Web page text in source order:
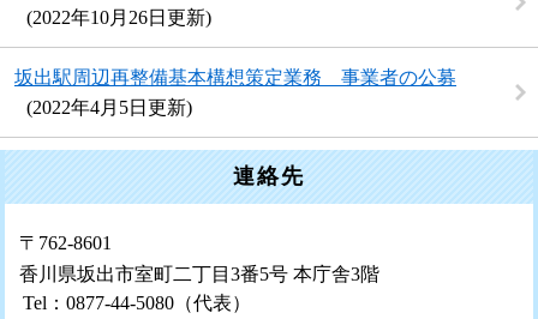
2022年10月26日更新
坂出駅周辺再整備基本構想策定業務 事業者の公募
2022年4月5日更新
連絡先
〒762-8601
香川県坂出市室町二丁目3番5号 本庁舎3階
Tel：0877-44-5080 （代表）